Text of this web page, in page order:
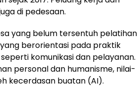
di pedesaan.
yang belum tersentuh pelatihan
berorientasi pada praktik
komunikasi dan pelayanan.
personal dan humanisme, nilai-
kecerdasan buatan (AI).